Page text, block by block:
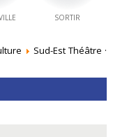
SORTIR
Sud-Est Théâtre ·